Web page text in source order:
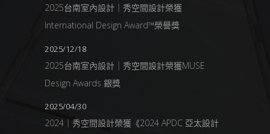
2025台南室內設計｜秀空間設計榮獲
International Design Award™榮譽獎
2025/12/18
2025台南室內設計｜秀空間設計榮獲MUSE
Design Awards 銀獎
2025/04/30
2024｜秀空間設計榮獲《2024 APDC 亞太設計